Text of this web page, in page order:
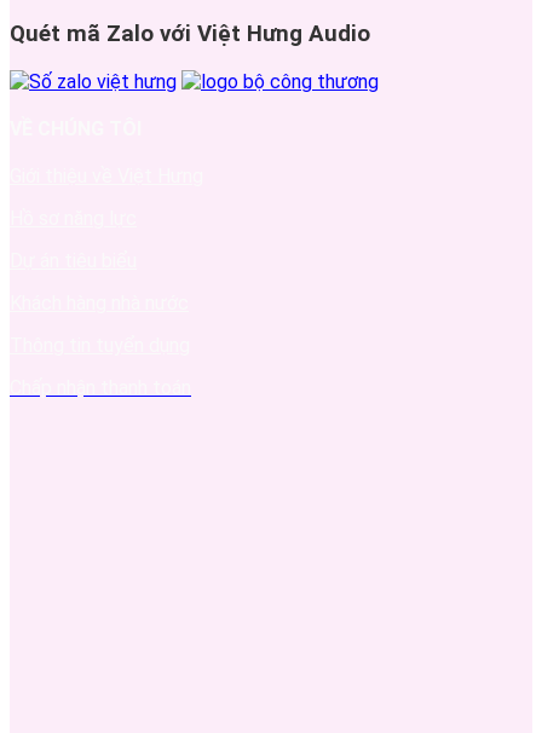
Quét mã Zalo với Việt Hưng Audio